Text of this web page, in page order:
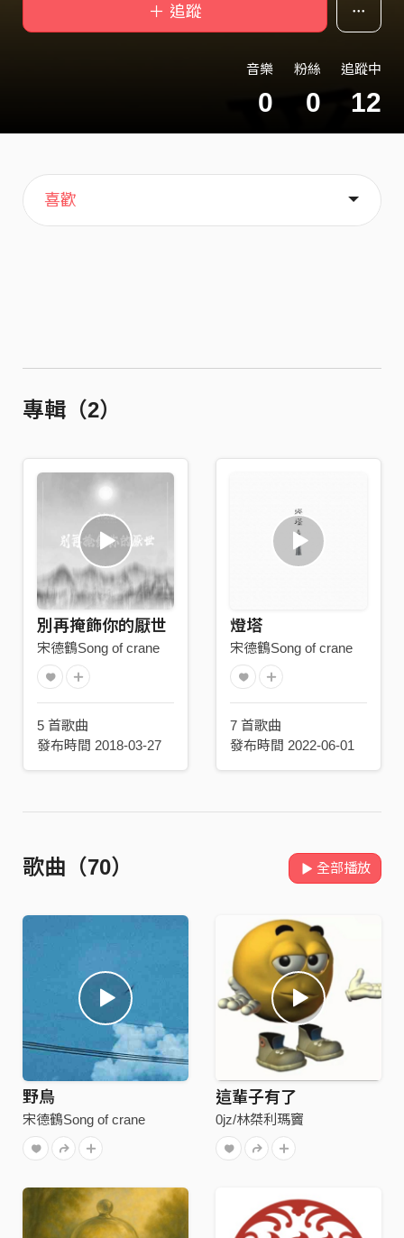
＋ 追蹤
音樂
0
粉絲
0
追蹤中
12
主頁
歌單
喜歡
關於
專輯（2）
別再掩飾你的厭世
宋德鶴Song of crane
5 首歌曲
發布時間 2018-03-27
燈塔
宋德鶴Song of crane
7 首歌曲
發布時間 2022-06-01
歌曲（70） 全部播放
野鳥
宋德鶴Song of crane
這輩子有了
0jz/林桀利瑪竇